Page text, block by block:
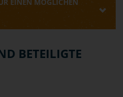
EINEN MÖGLICHEN
BETEILIGTE